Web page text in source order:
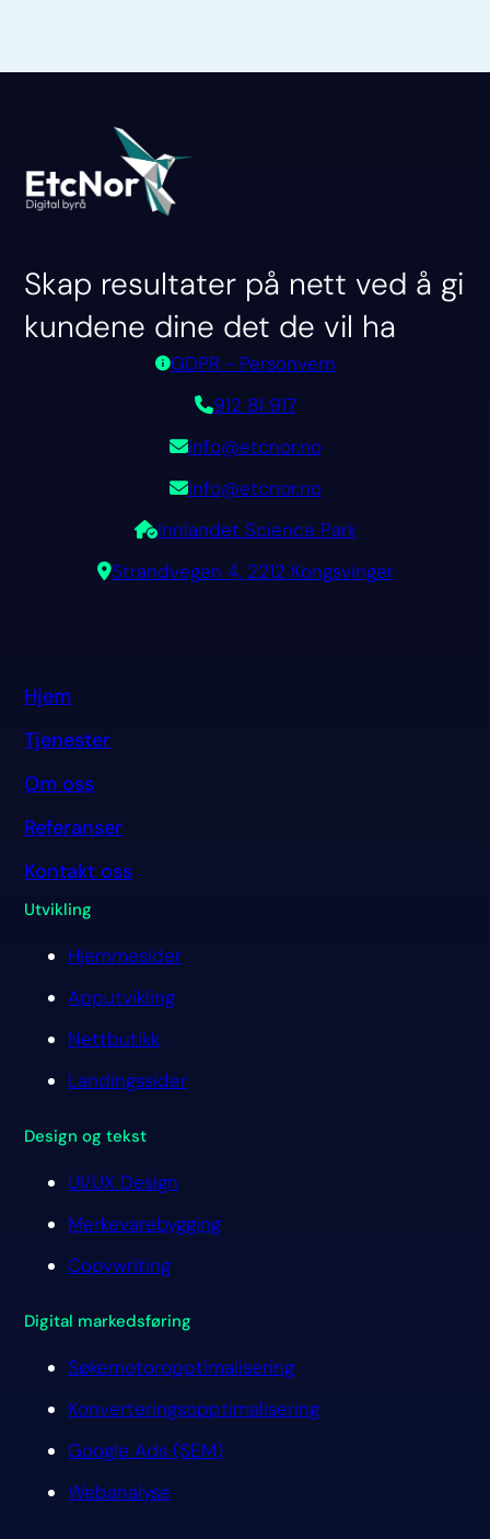
Skap resultater på nett ved å gi
kundene dine det de vil ha
GDPR - Personvern
912 81 917
info@etcnor.no
info@etcnor.no
Innlandet Science Park
Strandvegen 4, 2212 Kongsvinger
Hjem
Tjenester
Om oss
Referanser
Kontakt oss
Utvikling
Hjemmesider
Apputvikling
Nettbutikk
Landingssider
Design og tekst
UI/UX Design
Merkevarebygging
Copywriting
Digital markedsføring
Søkemotoropptimalisering
Konverteringsopptimalisering
Google Ads (SEM)
Webanalyse